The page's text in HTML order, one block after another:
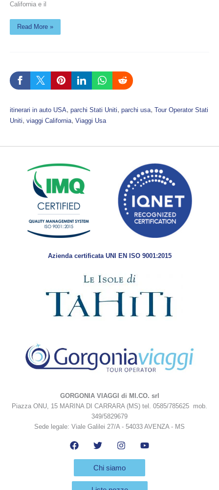
California e il
Read More »
itinerari in auto USA, parchi Stati Uniti, parchi usa, Tour Operator Stati
Uniti, viaggi California, Viaggi Usa
Azienda certificata UNI EN ISO 9001:2015
GORGONIA VIAGGI di MI.CO. srl
Piazza ONU, 15 MARINA DI CARRARA (MS) tel. 0585/785625 mob.
349/5829679
Sede legale: Viale Galilei 27/A - 54033 AVENZA - MS
Chi siamo